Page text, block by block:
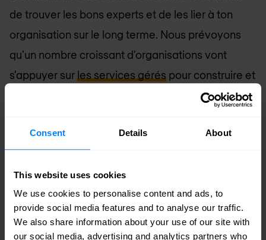
Consent Details About
This website uses cookies
We use cookies to personalise content and ads, to
provide social media features and to analyse our traffic.
We also share information about your use of our site with
our social media, advertising and analytics partners who
de trouver les bons experts et de les lier à ton
organisation sur le long terme. Nous prévoyons
qu'un nombre croissant d'organisations vont
s'appuyer sur les services gérés pour construire et
optimiser des solutions de sécurité robustes et de
services de sécurité gérés à des plateformes de
cloud.
La sécurité en tant que service (SECaaS) et les
solutions similaires permettent aux organisations